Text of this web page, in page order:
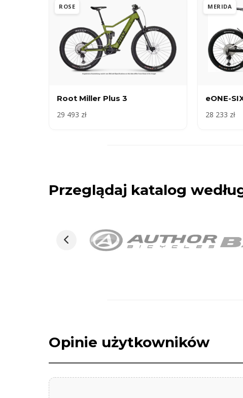
ROSE
Root Miller Plus 3
29 493 zł
MERIDA
eONE-
28 233 zł
Przeglądaj katalog
Opinie użytkowników